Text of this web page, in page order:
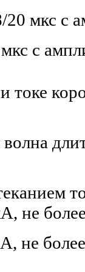
20 мкс с
с
токе
не
не более